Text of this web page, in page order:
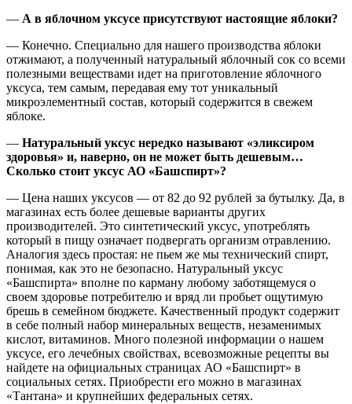
— А в яблочном уксусе присутствуют настоящие яблоки?
— Конечно. Специально для нашего производства яблоки
отжимают, а полученный натуральный яблочный сок со всеми
полезными веществами идет на приготовление яблочного
уксуса, тем самым, передавая ему тот уникальный
микроэлементный состав, который содержится в свежем
яблоке.
— Натуральный уксус нередко называют «эликсиром
здоровья» и, наверно, он не может быть дешевым…
Сколько стоит уксус АО «Башспирт»?
— Цена наших уксусов — от 82 до 92 рублей за бутылку. Да, в
магазинах есть более дешевые варианты других
производителей. Это синтетический уксус, употреблять
который в пищу означает подвергать организм отравлению.
Аналогия здесь простая: не пьем же мы технический спирт,
понимая, как это не безопасно. Натуральный уксус
«Башспирта» вполне по карману любому заботящемуся о
своем здоровье потребителю и вряд ли пробьет ощутимую
брешь в семейном бюджете. Качественный продукт содержит
в себе полный набор минеральных веществ, незаменимых
кислот, витаминов. Много полезной информации о нашем
уксусе, его лечебных свойствах, всевозможные рецепты вы
найдете на официальных страницах АО «Башспирт» в
социальных сетях. Приобрести его можно в магазинах
«Тантана» и крупнейших федеральных сетях.